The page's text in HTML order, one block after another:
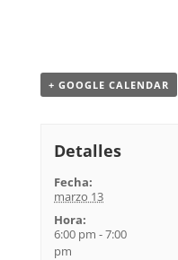
+ GOOGLE CALENDAR
Detalles
Fecha:
marzo 13
Hora:
6:00 pm - 7:00
pm